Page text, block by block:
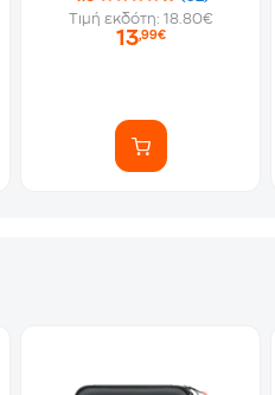
Τιμή εκδότη: 18.80€
13,99€